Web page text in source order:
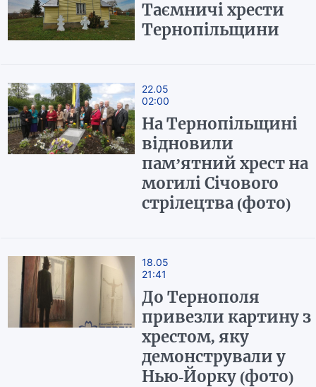
Таємничі хрести
Тернопільщини
22.05
02:00
На Тернопільщині
відновили
пам’ятний хрест на
могилі Січового
стрілецтва (фото)
18.05
21:41
До Тернополя
привезли картину з
хрестом, яку
демонстрували у
Нью-Йорку (фото)